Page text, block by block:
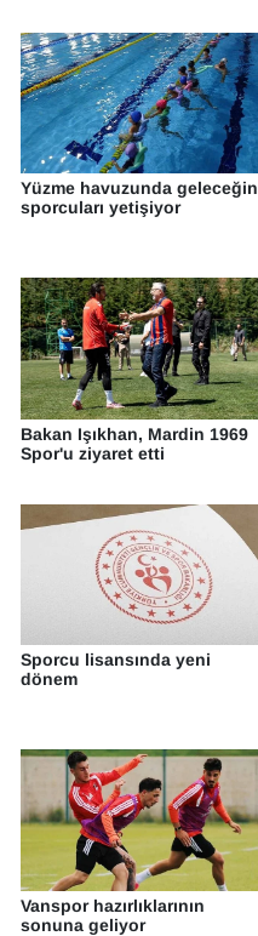
Yüzme havuzunda geleceğin
sporcuları yetişiyor
Bakan Işıkhan, Mardin 1969
Spor'u ziyaret etti
Sporcu lisansında yeni
dönem
Vanspor hazırlıklarının
sonuna geliyor